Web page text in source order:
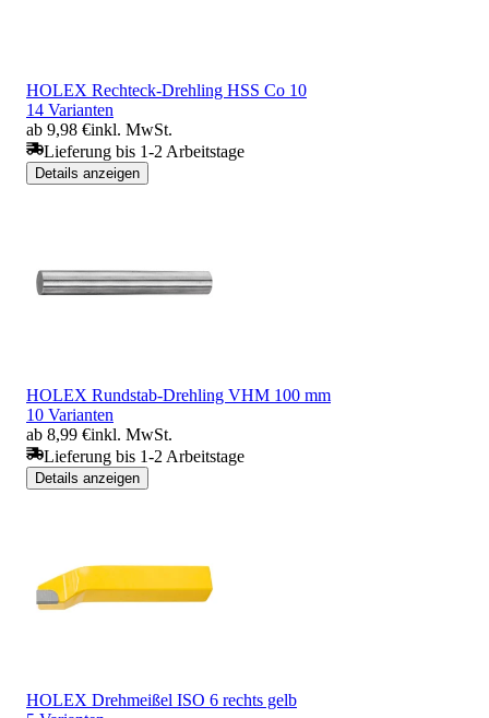
HOLEX Rechteck-Drehling HSS Co 10
14 Varianten
ab 9,98 €inkl. MwSt.
Lieferung bis 1-2 Arbeitstage
Details anzeigen
HOLEX Rundstab-Drehling VHM 100 mm
10 Varianten
ab 8,99 €inkl. MwSt.
Lieferung bis 1-2 Arbeitstage
Details anzeigen
HOLEX Drehmeißel ISO 6 rechts gelb